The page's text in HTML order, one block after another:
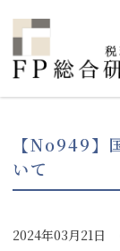
【No949】
いて
2024年03月21日